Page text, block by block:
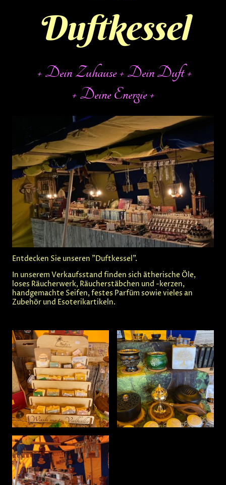
Duftkessel
+ Dein Zuhause + Dein Duft +
+ Deine Energie +
Entdecken Sie unseren "Duftkessel".
In unserem Verkaufsstand finden sich ätherische Öle,
loses Räucherwerk, Räucherstäbchen und -kerzen,
handgemachte Seifen, festes Parfüm sowie vieles an
Zubehör und Esoterikartikeln.